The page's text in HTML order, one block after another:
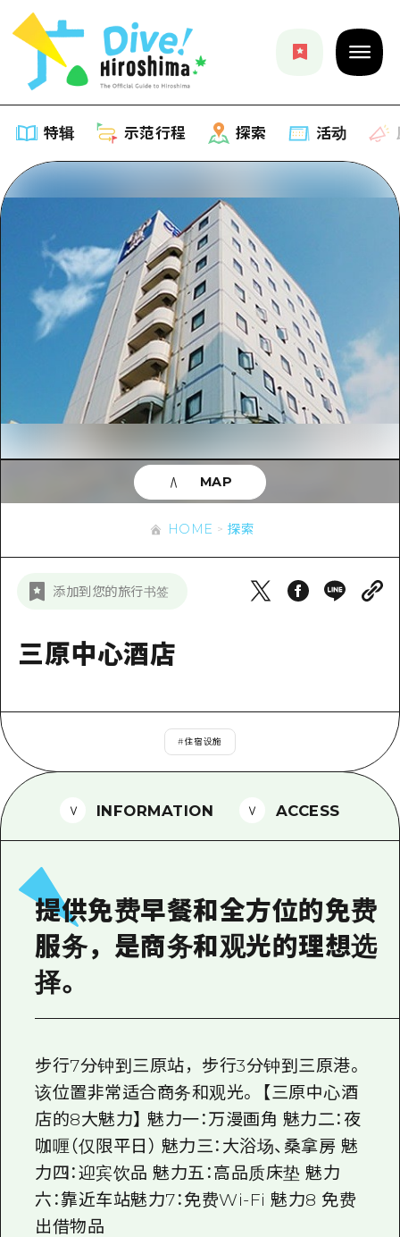
特辑 示范行程 探索 活动
列表
推荐
艺术
活动·庙会
美食·酒水
骑自行车
购物
运动
夜晚生活
标准
治愈
示范行程
列表
Dive!Hiroshima官方向导
广岛随意旅行
广岛市内
答对了
宫岛周边
短途旅行
一日游
1晚2天
2晚3天
探索
列表
广岛市内
安艺
答對了
美北
东山口
活动
应时信息
有用的信息
列表
超值的游览门票
广岛免费无线上网
常见问题解答
照片下载
新闻
HOME 探索
添加到您的旅行书签
三原中心酒店
#住宿设施
MAP
INFORMATION ACCESS
提供免费早餐和全方位的免费
服务，是商务和观光的理想选
择。
步行7分钟到三原站，步行3分钟到三原港。
该位置非常适合商务和观光。 【三原中心酒
店的8大魅力】 魅力一：万漫画角 魅力二：夜
咖喱（仅限平日） 魅力三：大浴场、桑拿房 魅
力四：迎宾饮品 魅力五：高品质床垫 魅力
六：靠近车站魅力7：免费Wi-Fi 魅力8 免费
出借物品